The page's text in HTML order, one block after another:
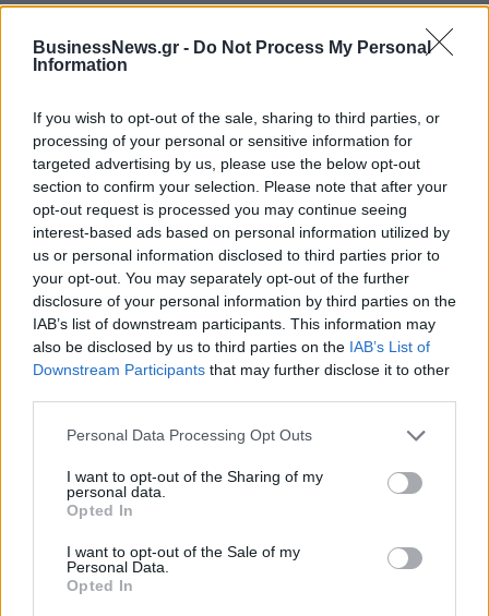
BusinessNews.gr - Do Not Process My Personal
Information
If you wish to opt-out of the sale, sharing to third parties, or
processing of your personal or sensitive information for
targeted advertising by us, please use the below opt-out
section to confirm your selection. Please note that after your
opt-out request is processed you may continue seeing
interest-based ads based on personal information utilized by
us or personal information disclosed to third parties prior to
your opt-out. You may separately opt-out of the further
disclosure of your personal information by third parties on the
IAB’s list of downstream participants. This information may
also be disclosed by us to third parties on the IAB’s List of
Downstream Participants that may further disclose it to other
Personal Data Processing Opt Outs
I want to opt-out of the Sharing of my
personal data.
Opted In
I want to opt-out of the Sale of my
Personal Data.
Opted In
Αρμάνι Μιλάνο: Το καινούριο της ρόστερ και ο αέρας ανανέωσης
Εθνική Κορασίδων: Οι δηλώσεις
μετά τη νίκη επί της Δανίας και
Όμιλος ΔΕΗ: Νέα συμφωνία για
χαρτοφυλάκιο έργων ΑΠΕ άνω
Ουγγαρία
Fourlis: Συμφωνία για την πώληση συμμετοχής στο Sofia South Ring
Mall έναντι 49,35 εκατ. ευρώ